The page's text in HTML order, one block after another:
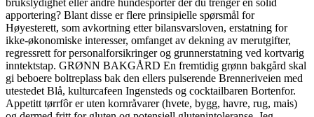
brukslydighet eller andre hundesporter der du trenger en solid
apportering? Blant disse er flere prinsipielle spørsmål for
Høyesterett, som avkortning etter bilansvarsloven, erstatning for
ikke-økonomiske interesser, omfanget av dekning av merutgifter,
regressrett for personalforsikringer og grunnerstatning ved kortvarig
inntektstap. GRØNN BAKGÅRD En fremtidig grønn bakgård skal
gi beboere boltreplass bak den ellers pulserende Brenneriveien med
utestedet Blå, kulturcafeen Ingensteds og cocktailbaren Bortenfor.
Appetitt tørrfôr er uten kornråvarer (hvete, bygg, havre, rug, mais)